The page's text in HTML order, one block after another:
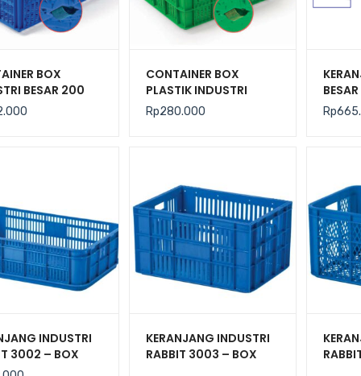
BOX
BESAR 200
CONTAINER BOX
PLASTIK INDUSTRI
BESAR 140 LITER
BERLUBANG RODA
Rp280.000
CM
Rp
INDUSTRI
3002 – BOX
CONTAINER
KERANJANG INDUSTRI
RABBIT 3003 – BOX